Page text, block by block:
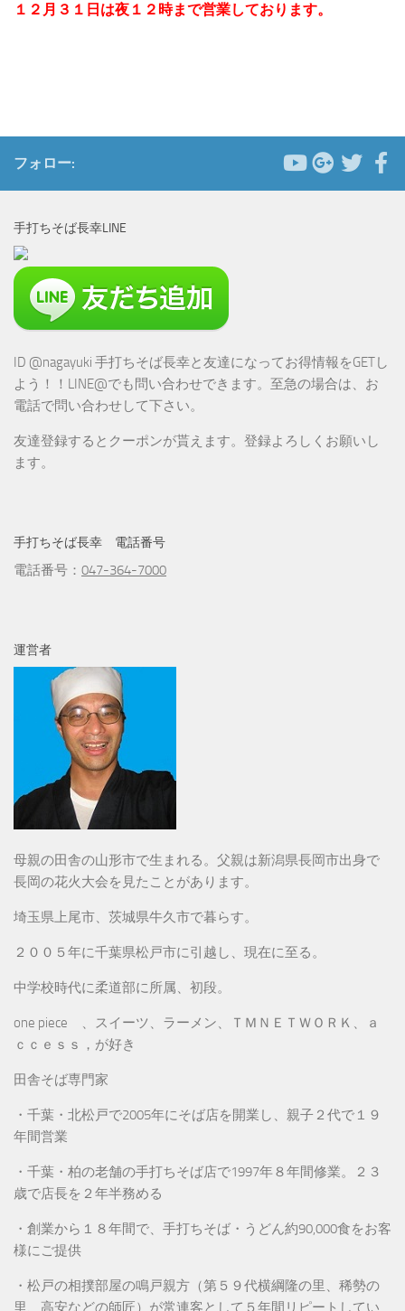
１２月３１日は夜１２時まで営業しております。
フォロー:
手打ちそば長幸LINE
ID @nagayuki 手打ちそば長幸と友達になってお得情報をGETし
よう！！LINE@でも問い合わせできます。至急の場合は、お
電話で問い合わせして下さい。
友達登録するとクーポンが貰えます。登録よろしくお願いし
ます。
手打ちそば長幸 電話番号
電話番号： 047-364-7000
運営者
母親の田舎の山形市で生まれる。父親は新潟県長岡市出身で
長岡の花火大会を見たことがあります。
埼玉県上尾市、茨城県牛久市で暮らす。
２００５年に千葉県松戸市に引越し、現在に至る。
中学校時代に柔道部に所属、初段。
one piece 、スイーツ、ラーメン、ＴＭＮＥＴＷＯＲＫ、ａ
ｃｃｅｓｓ，が好き
田舎そば専門家
・千葉・北松戸で2005年にそば店を開業し、親子２代で１９
年間営業
・千葉・柏の老舗の手打ちそば店で1997年８年間修業。２３
歳で店長を２年半務める
・創業から１８年間で、手打ちそば・うどん約90,000食をお客
様にご提供
・松戸の相撲部屋の鳴戸親方（第５９代横綱隆の里、稀勢の
里、高安などの師匠）が常連客として５年間リピートしてい